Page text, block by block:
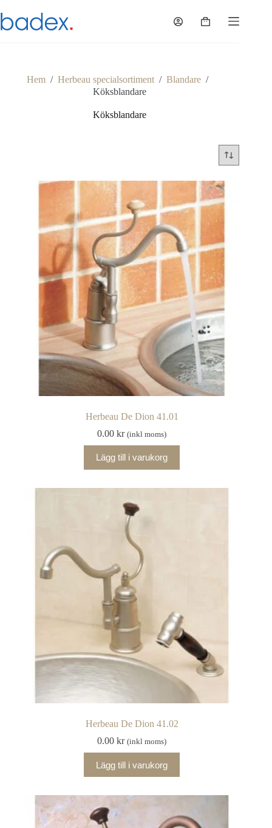
till
innehåll
Varukorg
Hem / Herbeau specialsortiment / Blandare /
Köksblandare
Köksblandare
Herbeau De Dion 41.01
0.00kr (inkl moms)
Lägg till i varukorg
Herbeau De Dion 41.02
0.00kr (inkl moms)
Lägg till i varukorg